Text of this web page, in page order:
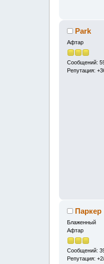
Park
Афтар
Сообщений:
Репутация:
Паркер
Блаженный
Афтар
Сообщений:
Репутация: